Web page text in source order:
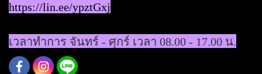
https://lin.ee/ypztGxj
เวลาทำการ จันทร์ - ศุกร์ เวลา 08.00 - 17.00 น.